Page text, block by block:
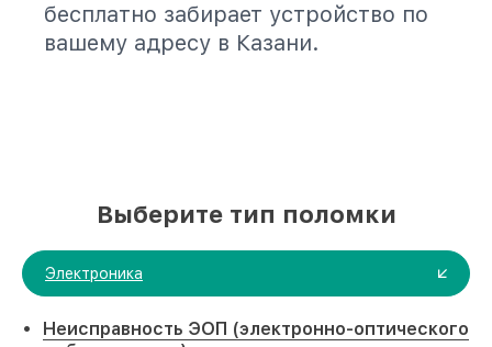
бесплатно забирает устройство по
вашему адресу в Казани.
Выберите тип поломки
Электроника
Неисправность ЭОП (электронно-оптического